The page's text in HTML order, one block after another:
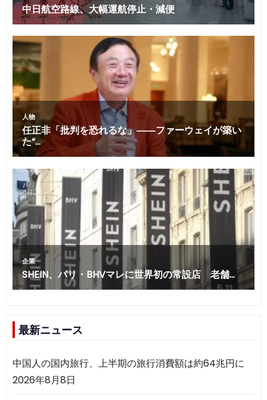
最新ニュース
中国人の国内旅行、上半期の旅行消費額は約64兆円に
2026年8月8日